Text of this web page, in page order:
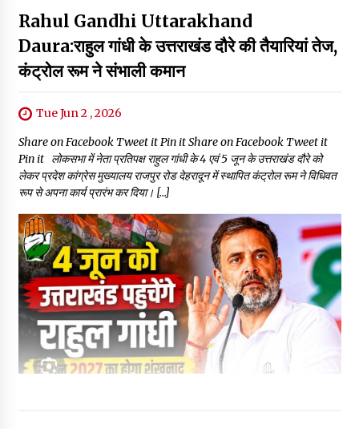
Rahul Gandhi Uttarakhand
Daura:राहुल गांधी के उत्तराखंड दौरे की तैयारियां तेज,
कंट्रोल रूम ने संभाली कमान
Tue Jun 2 , 2026
Share on Facebook Tweet it Pin it Share on Facebook Tweet it
Pin it लोकसभा में नेता प्रतिपक्ष राहुल गांधी के 4 एवं 5 जून के उत्तराखंड दौरे को
लेकर प्रदेश कांग्रेस मुख्यालय राजपुर रोड देहरादून में स्थापित कंट्रोल रूम ने विधिवत
रूप से अपना कार्य प्रारंभ कर दिया। […]